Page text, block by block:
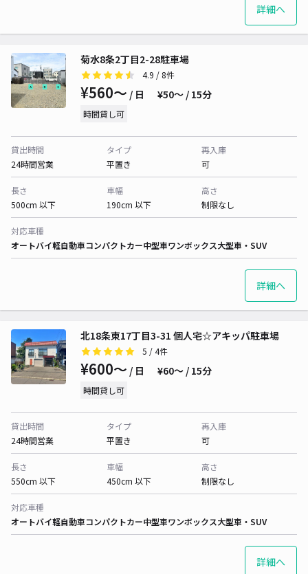
詳細へ
菊水8条2丁目2-28駐車場
4.9 / 8件
¥560〜 / 日 ¥50〜 / 15分
時間貸し可
貸出時間
24時間営業
タイプ
平置き
再入庫
可
長さ
500cm 以下
車幅
190cm 以下
高さ
制限なし
対応車種
オートバイ軽自動車コンパクトカー中型車ワンボックス大型車・SUV
詳細へ
北18条東17丁目3-31 個人宅☆アキッパ駐車場
5 / 4件
¥600〜 / 日 ¥60〜 / 15分
時間貸し可
貸出時間
24時間営業
タイプ
平置き
再入庫
可
長さ
550cm 以下
車幅
450cm 以下
高さ
制限なし
対応車種
オートバイ軽自動車コンパクトカー中型車ワンボックス大型車・SUV
詳細へ